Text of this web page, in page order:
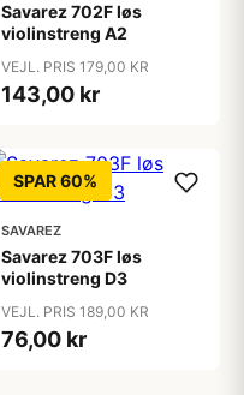
Savarez 702F løs
violinstreng A2
VEJL. PRIS 179,00 KR
143,00 kr
SPAR 60%
SAVAREZ
Savarez 703F løs
violinstreng D3
VEJL. PRIS 189,00 KR
76,00 kr